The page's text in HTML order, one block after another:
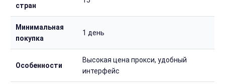
стран
Минимальная
покупка
1 день
Особенности
Высокая цена прокси, удобный
интерфейс